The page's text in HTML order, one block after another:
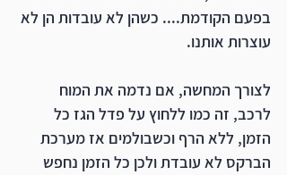
בפעם הקודמת.... כשהן לא עובדות הן לא
עוצרות אותנו.
לצורך המחשה, אם נדמה את המוח
לרכב, זה כמו ללחוץ על פדל הגז כל
הזמן, ללא הרף וכשבולמים אז מערכת
הברקס לא עובדת ולכן כל הזמן נחפש